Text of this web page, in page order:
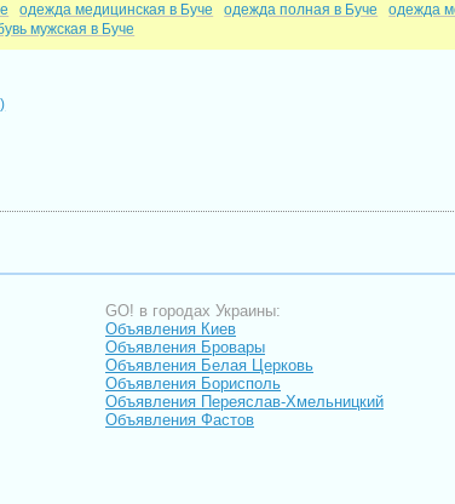
одежда медицинская в Буче одежда полная в Буче одежда
мужская в Буче
GO! в городах Украины:
Объявления Киев
Объявления Бровары
Объявления Белая Церковь
Объявления Борисполь
Объявления Переяслав-Хмельницкий
Объявления Фастов